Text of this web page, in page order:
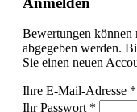
Bewertungen können
abgegeben werden.
Sie einen neuen
Ihre E-Mail-Adresse *
Ihr Passwort *